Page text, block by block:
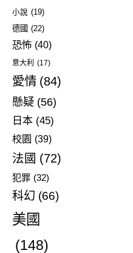
小說 (19)
德國 (22)
恐怖 (40)
意大利 (17)
愛情 (84)
懸疑 (56)
日本 (45)
校園 (39)
法國 (72)
犯罪 (32)
科幻 (66)
美國
(148)